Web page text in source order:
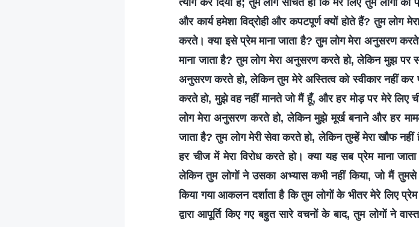
त्याग कर दिया है; तुम लोग सोचते हो कि मेरे लिए तुम लोगों
और कार्य हमेशा विद्रोही और कपटपूर्ण क्यों होते हैं? तुम लोग
करते। क्या इसे प्रेम माना जाता है? तुम लोग मेरा अनुसरण
माना जाता है? तुम लोग मेरा अनुसरण करते हो, लेकिन मुझ पर
अनुसरण करते हो, लेकिन तुम मेरे अस्तित्व को स्वीकार नहीं कर
करते हो, मुझे वह नहीं मानते जो मैं हूँ, और हर मोड़ पर मेरे लिए
लोग मेरा अनुसरण करते हो, लेकिन मुझे मूर्ख बनाने और हर
जाता है? तुम लोग मेरी सेवा करते हो, लेकिन तुम्हें मेरा खौफ
हर चीज में मेरा विरोध करते हो। क्या यह सब प्रेम माना
लेकिन तुम लोगों ने उसका अभ्‍यास कभी नहीं किया, जो मैं तुमसे
किया गया आकलन दर्शाता है कि तुम लोगों के भीतर मेरे लिए
द्वारा आपूर्ति किए गए बहुत सारे वचनों के बाद, तुम लोगों ने